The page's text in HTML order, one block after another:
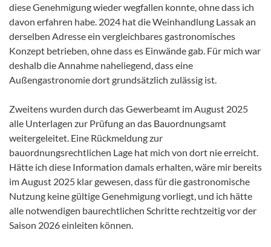
diese Genehmigung wieder wegfallen konnte, ohne dass ich
davon erfahren habe. 2024 hat die Weinhandlung Lassak an
derselben Adresse ein vergleichbares gastronomisches
Konzept betrieben, ohne dass es Einwände gab. Für mich war
deshalb die Annahme naheliegend, dass eine
Außengastronomie dort grundsätzlich zulässig ist.
Zweitens wurden durch das Gewerbeamt im August 2025
alle Unterlagen zur Prüfung an das Bauordnungsamt
weitergeleitet. Eine Rückmeldung zur
bauordnungsrechtlichen Lage hat mich von dort nie erreicht.
Hätte ich diese Information damals erhalten, wäre mir bereits
im August 2025 klar gewesen, dass für die gastronomische
Nutzung keine gültige Genehmigung vorliegt, und ich hätte
alle notwendigen baurechtlichen Schritte rechtzeitig vor der
Saison 2026 einleiten können.